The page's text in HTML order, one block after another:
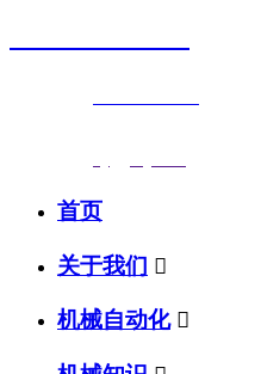
首页
关于我们 
机械自动化 